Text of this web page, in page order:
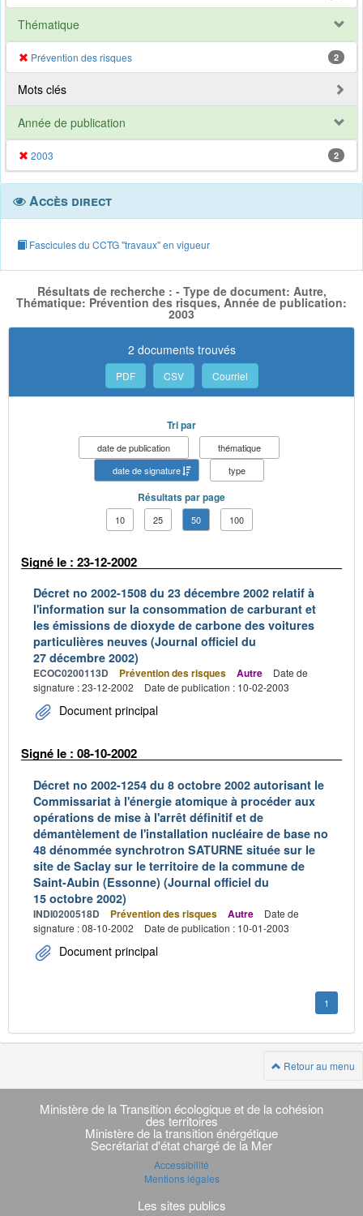
Thématique
Prévention des risques 2
Mots clés
Année de publication
2003 2
Accès direct
Fascicules du CCTG "travaux" en vigueur
Résultats de recherche : - Type de document: Autre,
Thématique: Prévention des risques, Année de publication:
2003
2 documents trouvés
PDF CSV Courriel
Tri par
date de publication
thématique
date de signature
type
Résultats par page
10 25 50 100
Signé le : 23-12-2002
Décret no 2002-1508 du 23 décembre 2002 relatif à
l'information sur la consommation de carburant et
les émissions de dioxyde de carbone des voitures
particulières neuves (Journal officiel du
27 décembre 2002)
ECOC0200113D Prévention des risques Autre
Date de
signature : 23-12-2002
Date de publication : 10-02-2003
Document principal
Signé le : 08-10-2002
Décret no 2002-1254 du 8 octobre 2002 autorisant le
Commissariat à l'énergie atomique à procéder aux
opérations de mise à l'arrêt définitif et de
démantèlement de l'installation nucléaire de base no
48 dénommée synchrotron SATURNE située sur le
site de Saclay sur le territoire de la commune de
Saint-Aubin (Essonne) (Journal officiel du
15 octobre 2002)
INDI0200518D Prévention des risques Autre
Date de
signature : 08-10-2002
Date de publication : 10-01-2003
Document principal
1
Retour au menu
Navigation
transverse
Ministère de la Transition écologique et de la cohésion
des territoires
Ministère de la transition énérgétique
Secrétariat d'état chargé de la Mer
Accessibilité
Mentions légales
Les sites publics